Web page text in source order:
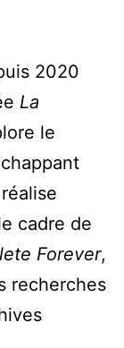
2020
La
le
cadre de
Forever,
recherches